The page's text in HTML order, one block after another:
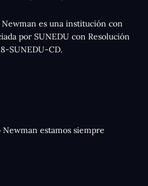
Newman es una institución con
por SUNEDU con Resolución
SUNEDU-CD.
Newman estamos siempre